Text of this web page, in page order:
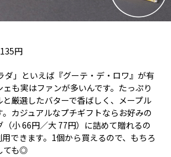
円
ダ」といえば『グーテ・デ・ロワ』が有
も実はファンが多いんです。たっぷり
厳選したバターで香ばしく、メープル
カジュアルなプチギフトならお好みの
小 66円／大 77円）に詰めて贈れるの
できます。1個から買えるので、もちろ
ても◎